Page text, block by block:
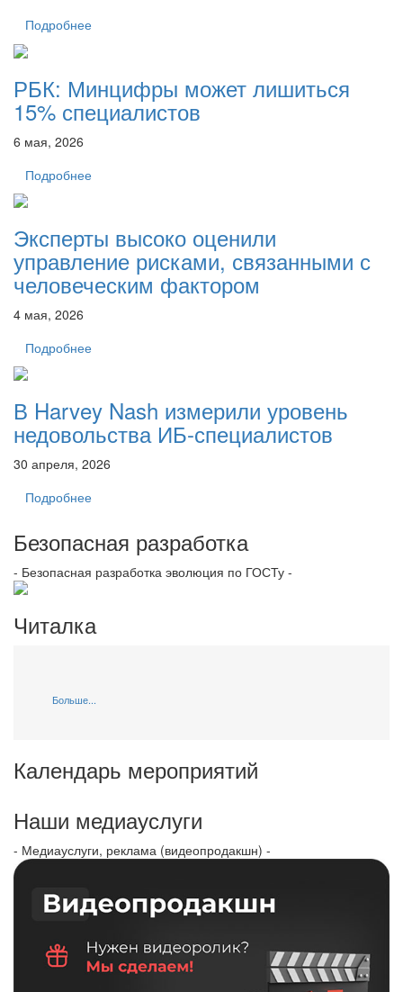
Подробнее
РБК: Минцифры может лишиться
15% специалистов
6 мая, 2026
Подробнее
Эксперты высоко оценили
управление рисками, связанными с
человеческим фактором
4 мая, 2026
Подробнее
В Harvey Nash измерили уровень
недовольства ИБ-специалистов
30 апреля, 2026
Подробнее
Безопасная разработка
- Безопасная разработка эволюция по ГОСТу -
Читалка
Больше...
Календарь мероприятий
Наши медиауслуги
- Медиауслуги, реклама (видеопродакшн) -